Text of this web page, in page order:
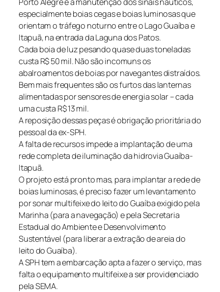
especialmente boias cegas e boias luminosas que
orientam o tráfego noturno entre o Lago Guaíba e
Itapuã, na entrada da Laguna dos Patos.
Cada boia de luz pesando quase duas toneladas
custa R$ 50 mil. Não são incomuns os
abalroamentos de boias por navegantes distraídos.
Bem mais frequentes são os furtos das lanternas
alimentadas por sensores de energia solar – cada
uma custa R$ 13 mil.
A reposição dessas peças é obrigação prioritária do
pessoal da ex-SPH.
A falta de recursos impede a implantação de uma
rede completa de iluminação da hidrovia Guaíba-
Itapuã.
O projeto está pronto mas, para implantar a rede de
boias luminosas, é preciso fazer um levantamento
por sonar multifeixe do leito do Guaíba exigido pela
Marinha (para a navegação) e pela Secretaria
Estadual do Ambiente e Desenvolvimento
Sustentável (para liberar a extração de areia do
leito do Guaíba).
A SPH tem a embarcação apta a fazer o serviço, mas
falta o equipamento multifeixe a ser providenciado
pela SEMA.